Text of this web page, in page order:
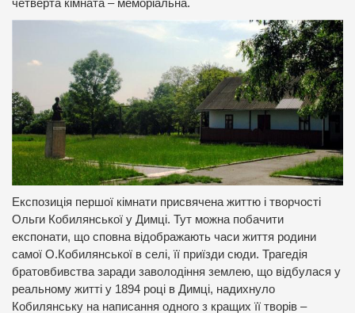
четверта кімната – меморіальна.
Експозиція першої кімнати присвячена життю і творчості
Ольги Кобилянської у Димці. Тут можна побачити
експонати, що сповна відображають часи життя родини
самої О.Кобилянської в селі, її приїзди сюди. Трагедія
братовбивства заради заволодіння землею, що відбулася у
реальному житті у 1894 році в Димці, надихнуло
Кобилянську на написання одного з кращих її творів –